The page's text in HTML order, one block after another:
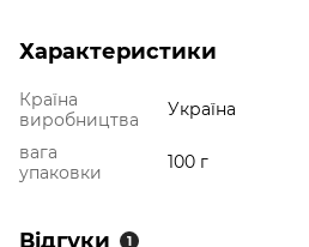
Характеристики
Країна
виробництва
Україна
вага
упаковки
100 г
Відгуки 1